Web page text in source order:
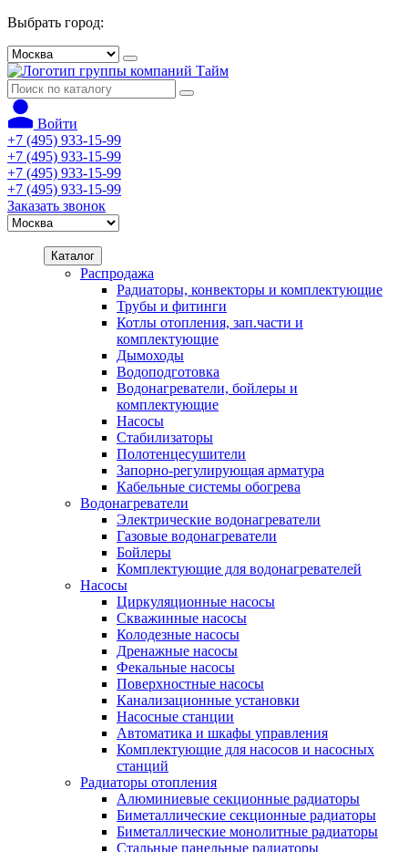
Выбрать город:
Войти
+7 (495) 933-15-99
+7 (495) 933-15-99
+7 (495) 933-15-99
+7 (495) 933-15-99
Заказать звонок
Каталог
Распродажа
Радиаторы, конвекторы и комплектующие
Трубы и фитинги
Котлы отопления, зап.части и
комплектующие
Дымоходы
Водоподготовка
Водонагреватели, бойлеры и
комплектующие
Насосы
Стабилизаторы
Полотенцесушители
Запорно-регулирующая арматура
Кабельные системы обогрева
Водонагреватели
Электрические водонагреватели
Газовые водонагреватели
Бойлеры
Комплектующие для водонагревателей
Насосы
Циркуляционные насосы
Скважинные насосы
Колодезные насосы
Дренажные насосы
Фекальные насосы
Поверхностные насосы
Канализационные установки
Насосные станции
Автоматика и шкафы управления
Комплектующие для насосов и насосных
станций
Радиаторы отопления
Алюминиевые секционные радиаторы
Биметаллические секционные радиаторы
Биметаллические монолитные радиаторы
Стальные панельные радиаторы